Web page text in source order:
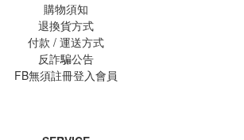
購物須知
退換貨方式
付款 / 運送方式
反詐騙公告
FB無須註冊登入會員